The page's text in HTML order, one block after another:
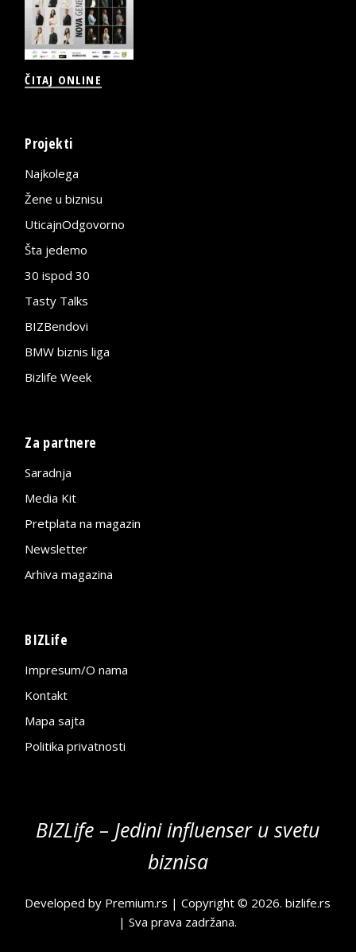
ČITAJ ONLINE
Projekti
Najkolega
Žene u biznisu
UticajnOdgovorno
Šta jedemo
30 ispod 30
Tasty Talks
BIZBendovi
BMW biznis liga
Bizlife Week
Za partnere
Saradnja
Media Kit
Pretplata na magazin
Newsletter
Arhiva magazina
BIZLife
Impresum/O nama
Kontakt
Mapa sajta
Politika privatnosti
BIZLife – Jedini influenser u svetu
biznisa
Developed by Premium.rs | Copyright © 2026.bizlife.rs
| Sva prava zadržana.